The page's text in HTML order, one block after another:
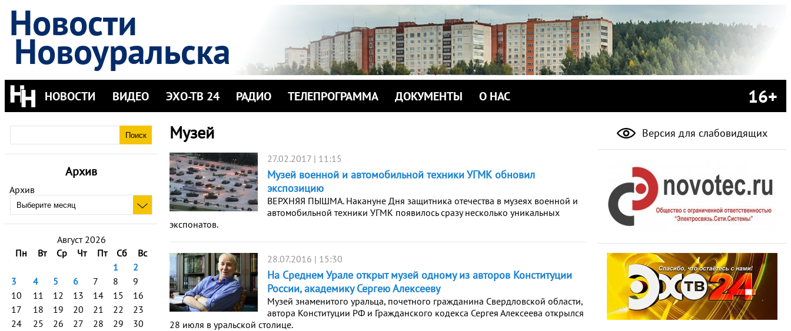
Новости
Новоуральска
НОВОСТИ ВИДЕО ЭХО-ТВ 24 РАДИО ТЕЛЕПРОГРАММА ДОКУМЕНТЫ О НАС 16+
Архив
Архив
Август 2026
Пн
Вт Ср Чт Пт Сб
Вс
1
2
3
4 5 6 7 8
9
10
11 12 13 14 15
16
17
18 19 20 21 22
23
24
25 26 27 28 29
30
Музей
27.02.2017 | 11:15
Музей военной и автомобильной техники УГМК обновил
экспозицию
ВЕРХНЯЯ ПЫШМА. Накануне Дня защитника отечества в музеях военной и
автомобильной техники УГМК появилось сразу несколько уникальных
экспонатов.
28.07.2016 | 15:30
На Среднем Урале открыт музей одному из авторов Конституции
России, академику Сергею Алексееву
Музей знаменитого уральца, почетного гражданина Свердловской области,
автора Конституции РФ и Гражданского кодекса Сергея Алексеева открылся
28 июля в уральской столице.
Версия для слабовидящих